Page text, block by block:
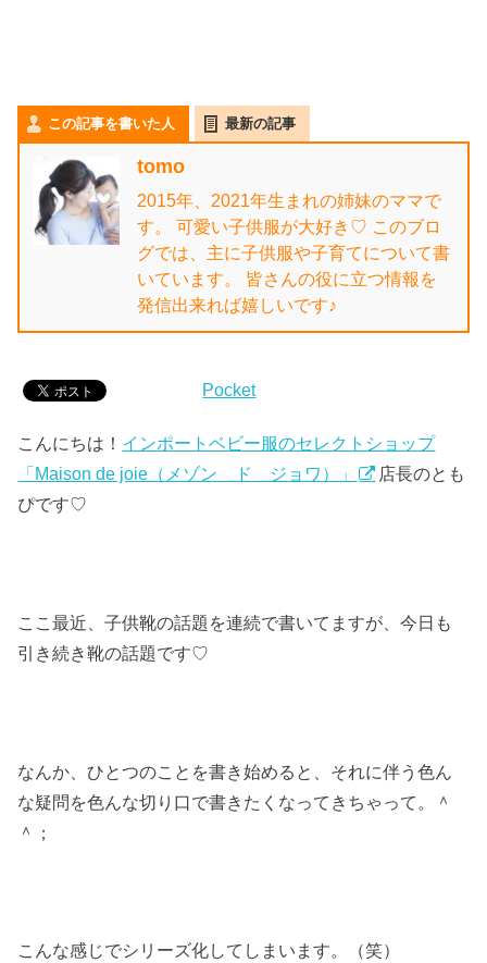
この記事を書いた人 最新の記事
tomo
2015年、2021年生まれの姉妹のママで
す。 可愛い子供服が大好き♡ このブロ
グでは、主に子供服や子育てについて書
いています。 皆さんの役に立つ情報を
発信出来れば嬉しいです♪
Pocket
こんにちは！ インポートベビー服のセレクトショップ
「Maison de joie（メゾン ド ジョワ）」
店長のとも
ぴです♡
ここ最近、子供靴の話題を連続で書いてますが、今日も
引き続き靴の話題です♡
なんか、ひとつのことを書き始めると、それに伴う色ん
な疑問を色んな切り口で書きたくなってきちゃって。＾
＾；
こんな感じでシリーズ化してしまいます。（笑）